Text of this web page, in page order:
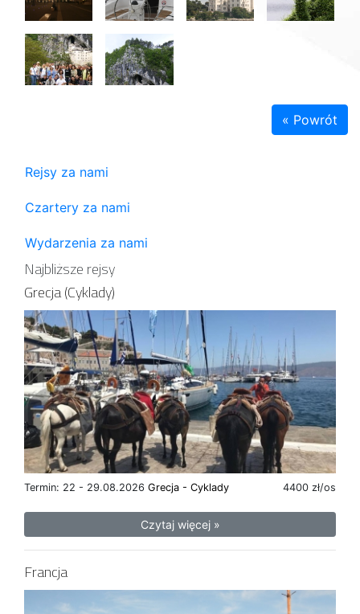
« Powrót
Rejsy za nami
Czartery za nami
Wydarzenia za nami
Najbliższe rejsy
Grecja (Cyklady)
Termin: 22 - 29.08.2026 4400 zł/os
Grecja - Cyklady
Czytaj więcej »
Francja